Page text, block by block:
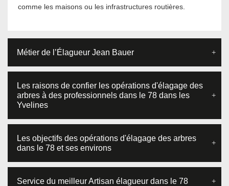
comme les maisons ou les infrastructures routières.
Métier de l’Élagueur Jean Bauer
Les raisons de confier les opérations d'élagage des
arbres à des professionnels dans le 78 dans les
Yvelines
Les objectifs des opérations d'élagage des arbres
dans le 78 et ses environs
Service du meilleur Artisan élagueur dans le 78